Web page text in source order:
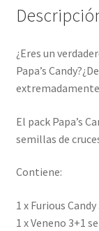
¿Eres un
Papa’s
El pack Papa’s
semillas de
Contiene:
1 x Furious
1 x Veneno 3+1